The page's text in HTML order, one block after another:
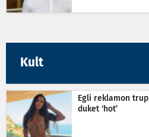
Kult
Egli reklamon
duket ‘hot’